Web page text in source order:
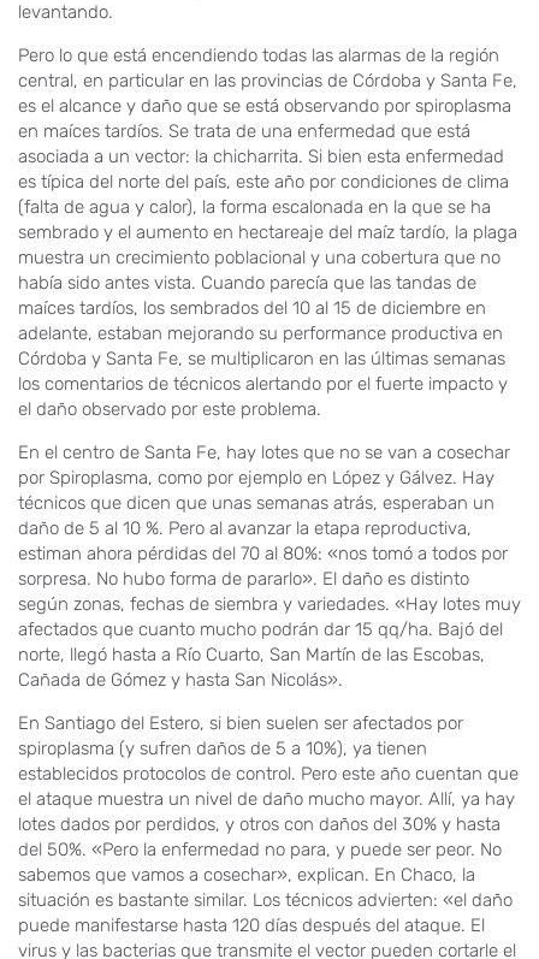
levantando.
Pero lo que está encendiendo todas las alarmas de la región
central, en particular en las provincias de Córdoba y Santa Fe,
es el alcance y daño que se está observando por spiroplasma
en maíces tardíos. Se trata de una enfermedad que está
asociada a un vector: la chicharrita. Si bien esta enfermedad
es típica del norte del país, este año por condiciones de clima
(falta de agua y calor), la forma escalonada en la que se ha
sembrado y el aumento en hectareaje del maíz tardío, la plaga
muestra un crecimiento poblacional y una cobertura que no
había sido antes vista. Cuando parecía que las tandas de
maíces tardíos, los sembrados del 10 al 15 de diciembre en
adelante, estaban mejorando su performance productiva en
Córdoba y Santa Fe, se multiplicaron en las últimas semanas
los comentarios de técnicos alertando por el fuerte impacto y
el daño observado por este problema.
En el centro de Santa Fe, hay lotes que no se van a cosechar
por Spiroplasma, como por ejemplo en López y Gálvez. Hay
técnicos que dicen que unas semanas atrás, esperaban un
daño de 5 al 10 %. Pero al avanzar la etapa reproductiva,
estiman ahora pérdidas del 70 al 80%: «nos tomó a todos por
sorpresa. No hubo forma de pararlo». El daño es distinto
según zonas, fechas de siembra y variedades. «Hay lotes muy
afectados que cuanto mucho podrán dar 15 qq/ha. Bajó del
norte, llegó hasta a Río Cuarto, San Martín de las Escobas,
Cañada de Gómez y hasta San Nicolás».
En Santiago del Estero, si bien suelen ser afectados por
spiroplasma (y sufren daños de 5 a 10%), ya tienen
establecidos protocolos de control. Pero este año cuentan que
el ataque muestra un nivel de daño mucho mayor. Allí, ya hay
lotes dados por perdidos, y otros con daños del 30% y hasta
del 50%. «Pero la enfermedad no para, y puede ser peor. No
sabemos que vamos a cosechar», explican. En Chaco, la
situación es bastante similar. Los técnicos advierten: «el daño
puede manifestarse hasta 120 días después del ataque. El
virus y las bacterias que transmite el vector pueden cortarle el